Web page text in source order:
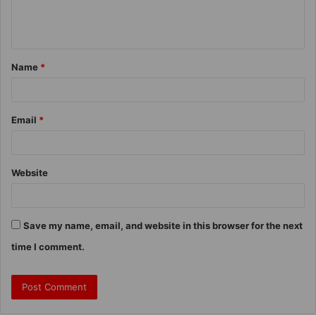
Name *
Email *
Website
Save my name, email, and website in this browser for the next
time I comment.